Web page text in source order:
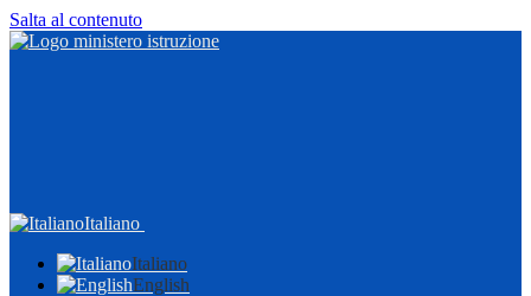
Salta al contenuto
Italiano
Italiano
English